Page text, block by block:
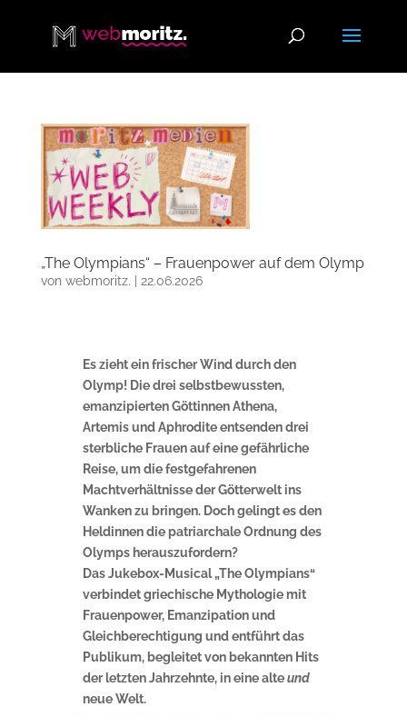
„The Olympians“ – Frauenpower auf dem Olymp
von webmoritz. 22.06.2026
Es zieht ein frischer Wind durch den
Olymp! Die drei selbstbewussten,
emanzipierten Göttinnen Athena,
Artemis und Aphrodite entsenden drei
sterbliche Frauen auf eine gefährliche
Reise, um die festgefahrenen
Machtverhältnisse der Götterwelt ins
Wanken zu bringen. Doch gelingt es den
Heldinnen die patriarchale Ordnung des
Olymps herauszufordern?
Das Jukebox-Musical „The Olympians“
verbindet griechische Mythologie mit
Frauenpower, Emanzipation und
Gleichberechtigung und entführt das
Publikum, begleitet von bekannten Hits
der letzten Jahrzehnte, in eine alteund
neue Welt.